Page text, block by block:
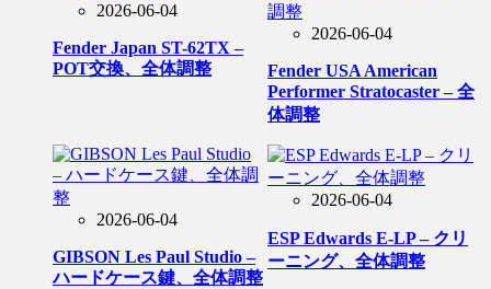
2026-06-04
Fender Japan ST-62TX –
POT交換、全体調整
2026-06-04
Fender USA American
Performer Stratocaster – 全
体調整
2026-06-04
GIBSON Les Paul Studio –
ハードケース鍵、全体調整
2026-06-04
ESP Edwards E-LP – クリ
ーニング、全体調整